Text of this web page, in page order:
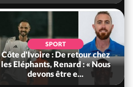
SPORT
Côte d'Ivoire : De retour chez
les Eléphants, Renard : « Nous
devons être e...